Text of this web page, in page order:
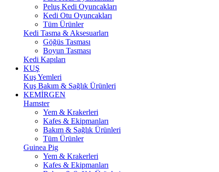
Peluş Kedi Oyuncakları
Kedi Otu Oyuncakları
Tüm Ürünler
Kedi Tasma & Aksesuarları
Göğüs Tasması
Boyun Tasması
Kedi Kapıları
KUŞ
Kuş Yemleri
Kuş Bakım & Sağlık Ürünleri
KEMİRGEN
Hamster
Yem & Krakerleri
Kafes & Ekipmanları
Bakım & Sağlık Ürünleri
Tüm Ürünler
Guinea Pig
Yem & Krakerleri
Kafes & Ekipmanları